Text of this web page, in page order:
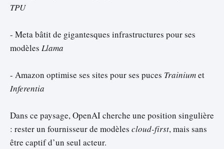
TPU
- Meta bâtit de gigantesques infrastructures pour ses
modèles Llama
- Amazon optimise ses sites pour ses puces Trainiumet
Inferentia
Dans ce paysage, OpenAI cherche une position singulière
: rester un fournisseur de modèles cloud-first, mais sans
être captif d’un seul acteur.